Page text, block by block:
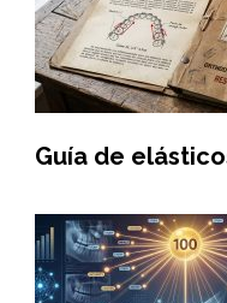
Guía de